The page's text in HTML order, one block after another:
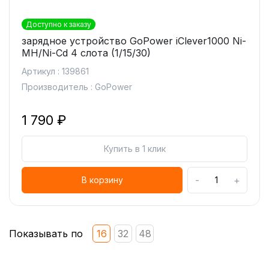
Доступно к заказу
зарядное устройство GoPower iClever1000 Ni-
MH/Ni-Cd 4 слота (1/15/30)
Артикул : 139861
Производитель : GoPower
1 790 ₽
Купить в 1 клик
В корзину - +
Показывать по 16 32 48